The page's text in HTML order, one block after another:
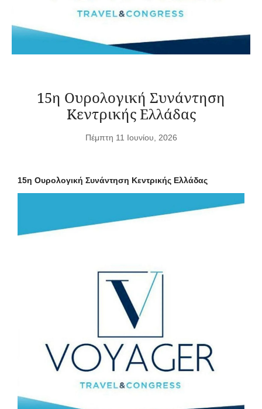
15η Ουρολογική Συνάντηση
Κεντρικής Ελλάδας
Πέμπτη 11 Ιουνίου, 2026
15η Ουρολογική Συνάντηση Κεντρικής Ελλάδας